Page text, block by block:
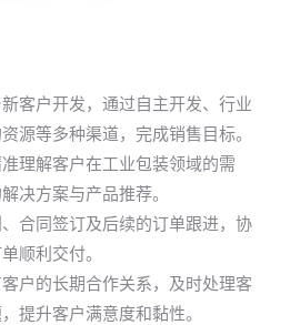
客户开发，通过自主开发、行业
源等多种渠道，完成销售目标。
理解客户在工业包装领域的需
决方案与产品推荐。
合同签订及后续的订单跟进，协
顺利交付。
户的长期合作关系，及时处理客
提升客户满意度和黏性。